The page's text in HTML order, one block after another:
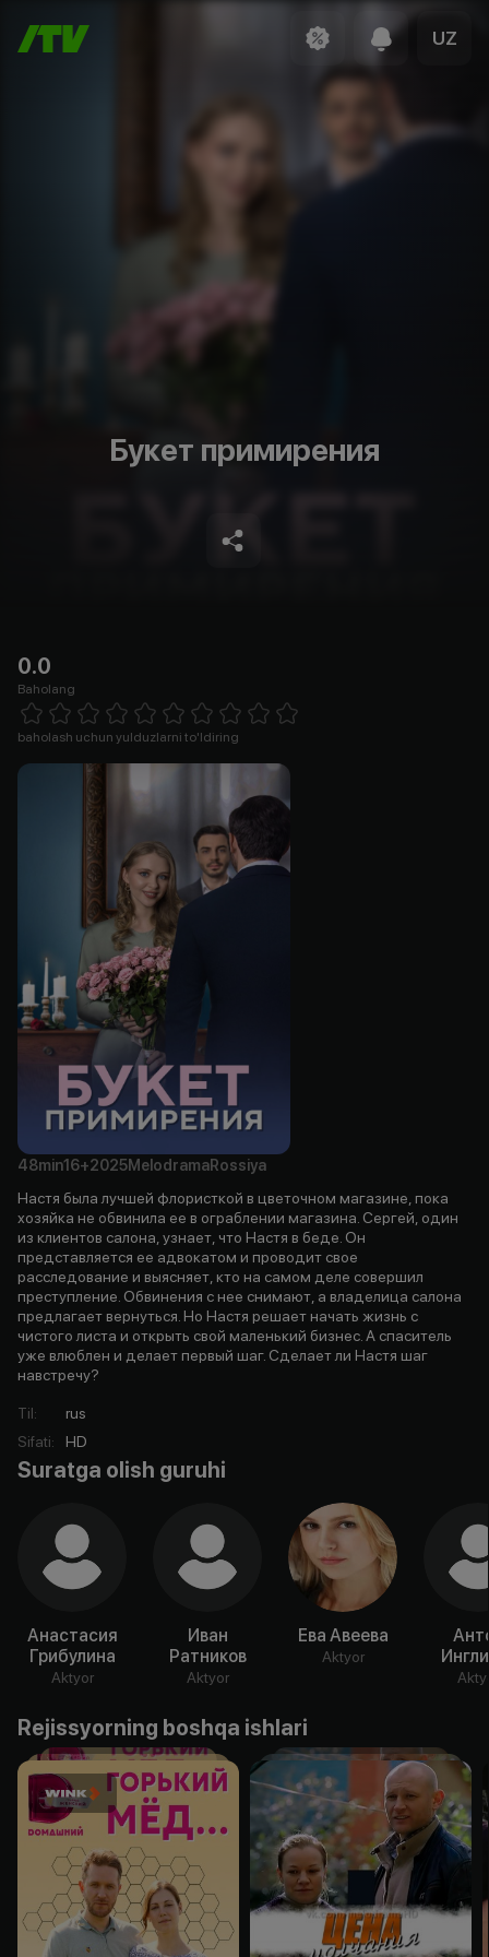
UZ
Букет примирения
0.0
Baholang
1 Star 2 Stars 3 Stars 4 Stars5 Stars 6 Stars7 Stars8 Stars
baholash uchun yulduzlarni to'ldiring
48min16+2025MelodramaRossiya
Настя была лучшей флористкой в цветочном магазине, пока
хозяйка не обвинила ее в ограблении магазина. Сергей, один
из клиентов салона, узнает, что Настя в беде. Он
представляется ее адвокатом и проводит свое
расследование и выясняет, кто на самом деле совершил
преступление. Обвинения с нее снимают, а владелица салона
предлагает вернуться. Но Настя решает начать жизнь с
чистого листа и открыть свой маленький бизнес. А спаситель
уже влюблен и делает первый шаг. Сделает ли Настя шаг
навстречу?
Til:
rus
Sifati: HD
Suratga olish guruhi
Анастасия
Грибулина
Aktyor
Иван
Ратников
Aktyor
Ева Авеева
Aktyor
Rejissyorning boshqa ishlari